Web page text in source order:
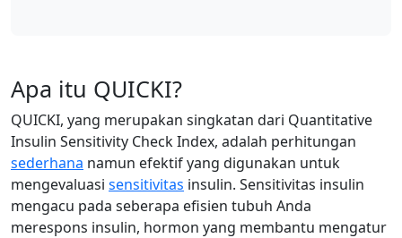
Apa itu QUICKI?
QUICKI, yang merupakan singkatan dari Quantitative
Insulin Sensitivity Check Index, adalah perhitungan
sederhana namun efektif yang digunakan untuk
mengevaluasi sensitivitas insulin. Sensitivitas insulin
mengacu pada seberapa efisien tubuh Anda
merespons insulin, hormon yang membantu mengatur